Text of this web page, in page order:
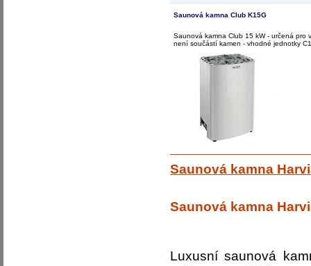
Saunová kamna Club K15G
Saunová kamna Club 15 kW - určená
není součástí kamen - vhodné jednotky
Saunová kamna
Saunová kamna
Luxusní saunová